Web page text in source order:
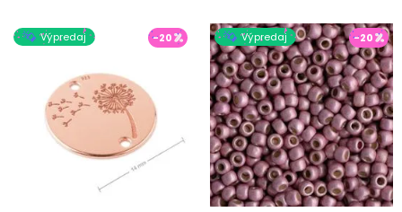
Výpredaj -20 Výpredaj -20